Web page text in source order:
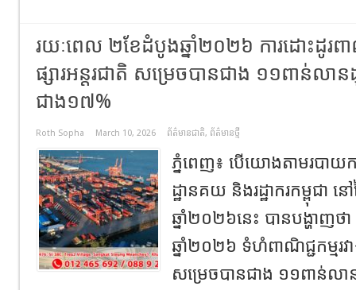
រយៈពេល ២ខែដំបូងឆ្នាំ២០២៦ ការដោះដូរព
ផ្សារអន្តរជាតិ សម្រេចបានជាង ១១ពាន់លាន
ជាង១៧%
Roth Sopha March 10, 2026 ព័ត៌មានជាតិ, ព័ត៌មានថ្មី
ភ្នំពេញ៖ បើយោងតាមរបា
ដ្ឋានគយ និងរដ្ឋាករកម្ពុជា ន
ឆ្នាំ២០២៦នេះ បានបង្ហាញថ
ឆ្នាំ២០២៦ ទំហំពាណិជ្ជកម្មរវា
សម្រេចបានជាង ១១ពាន់លា